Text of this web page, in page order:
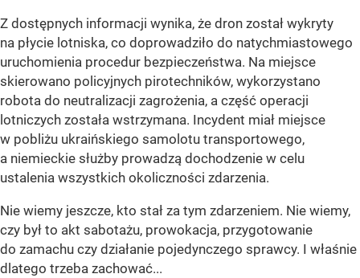
Z dostępnych informacji wynika, że dron został wykryty
na płycie lotniska, co doprowadziło do natychmiastowego
uruchomienia procedur bezpieczeństwa. Na miejsce
skierowano policyjnych pirotechników, wykorzystano
robota do neutralizacji zagrożenia, a część operacji
lotniczych została wstrzymana. Incydent miał miejsce
w pobliżu ukraińskiego samolotu transportowego,
a niemieckie służby prowadzą dochodzenie w celu
ustalenia wszystkich okoliczności zdarzenia.
Nie wiemy jeszcze, kto stał za tym zdarzeniem. Nie wiemy,
czy był to akt sabotażu, prowokacja, przygotowanie
do zamachu czy działanie pojedynczego sprawcy. I właśnie
dlatego trzeba zachować...